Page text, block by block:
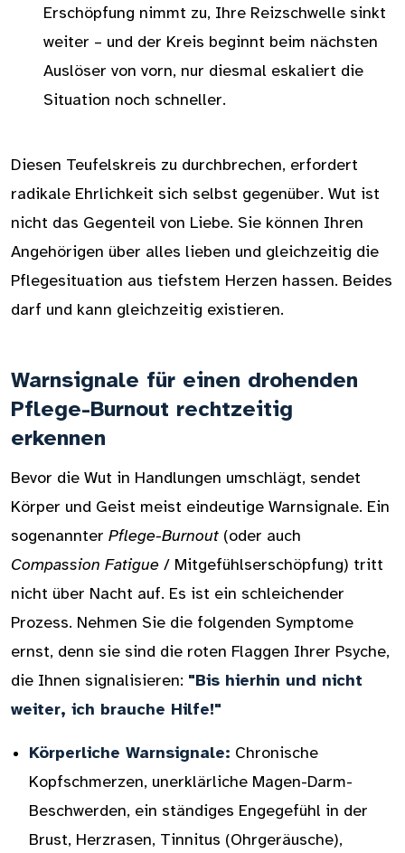
Erschöpfung nimmt zu, Ihre Reizschwelle sinkt
weiter – und der Kreis beginnt beim nächsten
Auslöser von vorn, nur diesmal eskaliert die
Situation noch schneller.
Diesen Teufelskreis zu durchbrechen, erfordert
radikale Ehrlichkeit sich selbst gegenüber. Wut ist
nicht das Gegenteil von Liebe. Sie können Ihren
Angehörigen über alles lieben und gleichzeitig die
Pflegesituation aus tiefstem Herzen hassen. Beides
darf und kann gleichzeitig existieren.
Warnsignale für einen drohenden
Pflege-Burnout rechtzeitig
erkennen
Bevor die Wut in Handlungen umschlägt, sendet
Körper und Geist meist eindeutige Warnsignale. Ein
sogenannter Pflege-Burnout (oder auch
Compassion Fatigue / Mitgefühlserschöpfung) tritt
nicht über Nacht auf. Es ist ein schleichender
Prozess. Nehmen Sie die folgenden Symptome
ernst, denn sie sind die roten Flaggen Ihrer Psyche,
die Ihnen signalisieren: "Bis hierhin und nicht
weiter, ich brauche Hilfe!"
Körperliche Warnsignale: Chronische
Kopfschmerzen, unerklärliche Magen-Darm-
Beschwerden, ein ständiges Engegefühl in der
Brust, Herzrasen, Tinnitus (Ohrgeräusche),